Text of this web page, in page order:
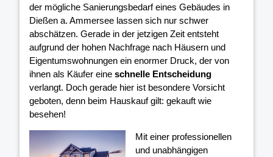
der mögliche Sanierungsbedarf eines Gebäudes in
Dießen a. Ammersee lassen sich nur schwer
abschätzen. Gerade in der jetzigen Zeit entsteht
aufgrund der hohen Nachfrage nach Häusern und
Eigentumswohnungen ein enormer Druck, der von
ihnen als Käufer eine schnelle Entscheidung
verlangt. Doch gerade hier ist besondere Vorsicht
geboten, denn beim Hauskauf gilt: gekauft wie
besehen!
Mit einer professionellen
und unabhängigen